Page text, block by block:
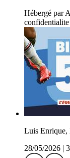
Hébergé par
Luis Enrique,
28/05/2026